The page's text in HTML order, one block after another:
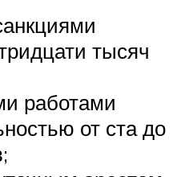
тысяч
работами
от ста до